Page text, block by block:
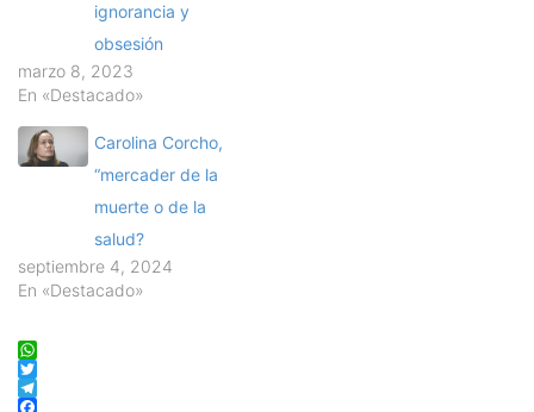
ignorancia y
obsesión
marzo 8, 2023
En «Destacado»
Carolina Corcho,
“mercader de la
muerte o de la
salud?
septiembre 4, 2024
En «Destacado»
WhatsApp
Twitter